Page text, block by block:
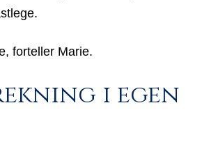
forteller Marie.
i egen